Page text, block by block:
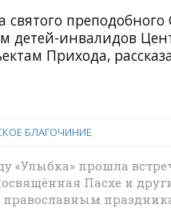
святого
инвалидов
Прихода,
БЛАГОЧИНИЕ
доме престарелых
«Улыбка» прошла
Пасхе и
православным